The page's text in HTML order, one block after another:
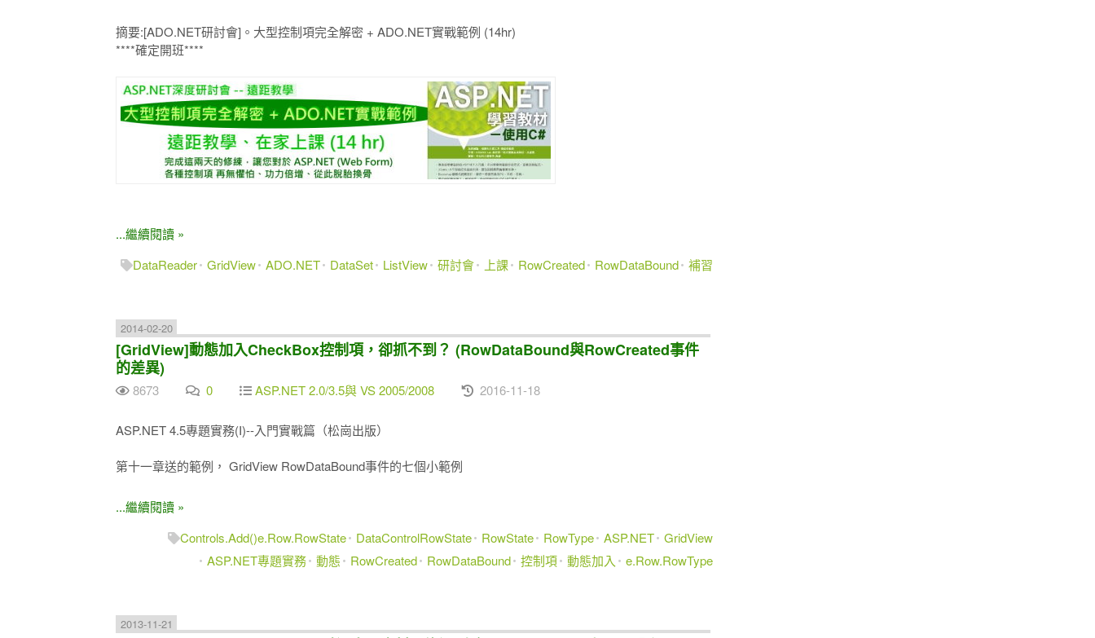
摘要:[ADO.NET研討會]。大型控制項完全解密 + ADO.NET實戰範例 (14hr)
****確定開班****
...繼續閱讀 »
DataReader GridView ADO.NET DataSet ListView 研討會 上課 RowCreated RowDataBound 補習
2014-02-20
[GridView]動態加入CheckBox控制項，卻抓不到？ (RowDataBound與RowCreated事件
的差異)
8673 0 ASP.NET 2.0/3.5與 VS 2005/2008 2016-11-18
ASP.NET 4.5專題實務(I)--入門實戰篇（松崗出版）
第十一章送的範例， GridView RowDataBound事件的七個小範例
...繼續閱讀 »
Controls.Add()e.Row.RowState
DataControlRowState RowState RowType ASP.NET GridView
ASP.NET專題實務 動態 RowCreated RowDataBound 控制項 動態加入 e.Row.RowType
2013-11-21